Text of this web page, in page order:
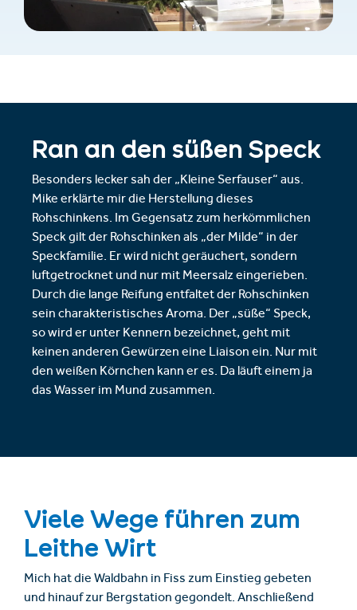
Ran an den süßen Speck
Besonders lecker sah der „Kleine Serfauser“ aus.
Mike erklärte mir die Herstellung dieses
Rohschinkens. Im Gegensatz zum herkömmlichen
Speck gilt der Rohschinken als „der Milde“ in der
Speckfamilie. Er wird nicht geräuchert, sondern
luftgetrocknet und nur mit Meersalz eingerieben.
Durch die lange Reifung entfaltet der Rohschinken
sein charakteristisches Aroma. Der „süße“ Speck,
so wird er unter Kennern bezeichnet, geht mit
keinen anderen Gewürzen eine Liaison ein. Nur mit
den weißen Körnchen kann er es. Da läuft einem ja
das Wasser im Mund zusammen.
Viele Wege führen zum
Leithe Wirt
Mich hat die Waldbahn in Fiss zum Einstieg gebeten
und hinauf zur Bergstation gegondelt. Anschließend